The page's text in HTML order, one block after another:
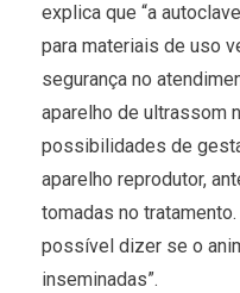
explica que “a
para materiais de uso
segurança no
aparelho de ultrassom
possibilidades de
aparelho reprodutor,
tomadas no
possível dizer se o
inseminadas”.